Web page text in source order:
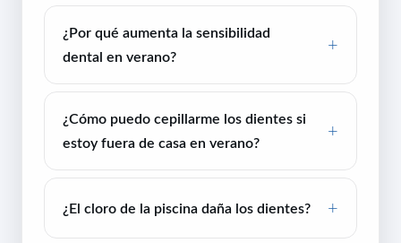
¿Por qué aumenta la sensibilidad
dental en verano?
¿Cómo puedo cepillarme los dientes si
estoy fuera de casa en verano?
¿El cloro de la piscina daña los dientes?